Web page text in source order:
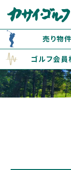
売り物件
ゴルフ会員